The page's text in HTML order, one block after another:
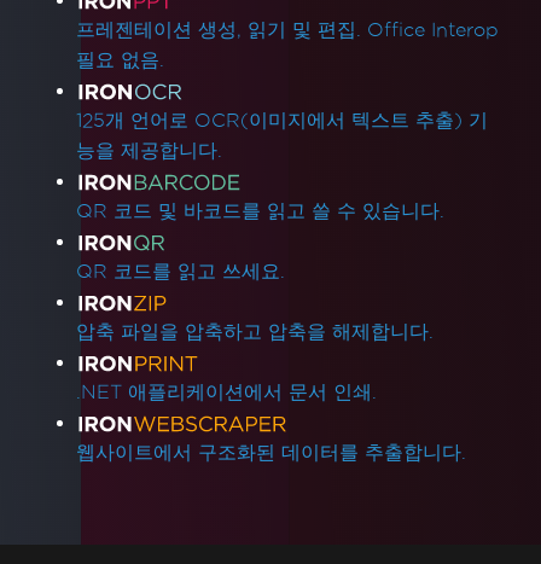
프레젠테이션 생성, 읽기 및 편집. Office Interop
필요 없음.
125개 언어로 OCR(이미지에서 텍스트 추출) 기
능을 제공합니다.
QR 코드 및 바코드를 읽고 쓸 수 있습니다.
QR 코드를 읽고 쓰세요.
압축 파일을 압축하고 압축을 해제합니다.
.NET 애플리케이션에서 문서 인쇄.
웹사이트에서 구조화된 데이터를 추출합니다.